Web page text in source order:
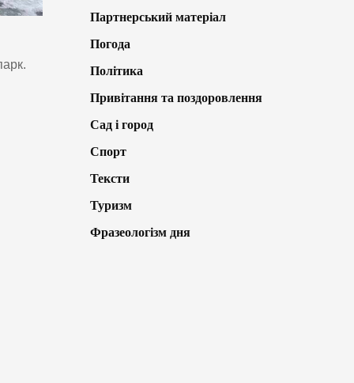
Партнерський матеріал
Погода
Політика
Привітання та поздоровлення
Сад і город
Спорт
Тексти
Туризм
Фразеологізм дня